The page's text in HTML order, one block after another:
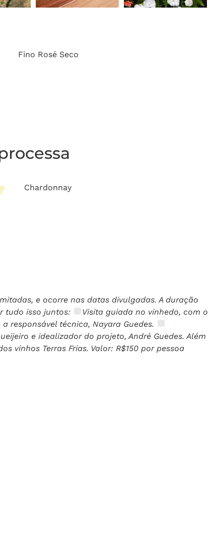
Fino Rosé Seco
Chardonnay
e ocorre nas datas divulgadas. A duração
tudo isso juntos:
Visita guiada no vinhedo, com o
responsável técnica, Nayara Guedes.
e idealizador do projeto, André Guedes. Além
vinhos Terras Frias. Valor: R$150 por pessoa